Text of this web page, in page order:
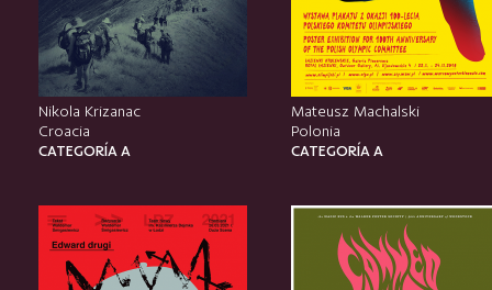
Nikola Krizanac
Croacia
CATEGORÍA A
Mateusz Machalski
Polonia
CATEGORÍA A